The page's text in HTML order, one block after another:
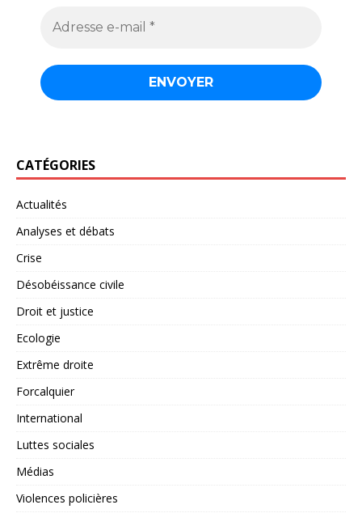
CATÉGORIES
Actualités
Analyses et débats
Crise
Désobéissance civile
Droit et justice
Ecologie
Extrême droite
Forcalquier
International
Luttes sociales
Médias
Violences policières